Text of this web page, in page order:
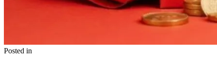
Posted in